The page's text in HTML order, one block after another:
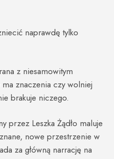
naprawdę tylko
z niesamowitym
znaczenia czy wolniej
brakuje niczego.
przez Leszka Żądło maluje
nowe przestrzenie w
za główną narrację na